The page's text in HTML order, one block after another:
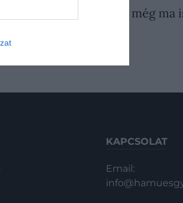
történelmi tévhit, amit még ma
KAPCSOLAT
Email: